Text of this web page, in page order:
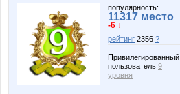
популярность:
11317 место
-6 ↓
рейтинг 2356 ?
Привилегированный
пользователь 9
уровня